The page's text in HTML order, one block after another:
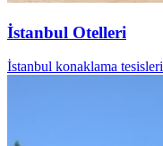
İstanbul Otelleri
İstanbul konaklama tesisleri